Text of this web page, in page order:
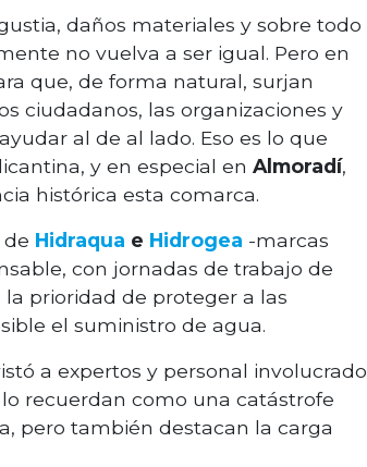
daños materiales y sobre todo
no vuelva a ser igual. Pero en
que, de forma natural, surjan
ciudadanos, las organizaciones y
al de al lado. Eso es lo que
y en especial en Almoradí,
histórica esta comarca.
de Hidraqua e Hidrogea -marcas
con jornadas de trabajo de
prioridad de proteger a las
el suministro de agua.
a expertos y personal involucrado
recuerdan como una catástrofe
pero también destacan la carga